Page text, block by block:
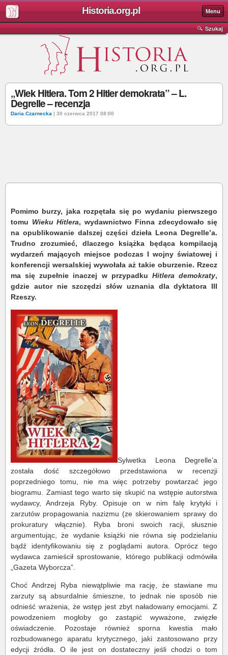
Historia.org.pl Menu
Szukaj
„Wiek Hitlera. Tom 2 Hitler demokrata” – L.
Degrelle – recenzja
Daria Czarnecka | 30 czerwca 2017 08:00
Pomimo burzy, jaka rozpętała się po wydaniu pierwszego
tomu Wieku Hitlera, wydawnictwo Finna zdecydowało się
na opublikowanie dalszej części dzieła Leona Degrelle’a.
Trudno zrozumieć, dlaczego książka będąca kompilacją
wydarzeń mających miejsce podczas I wojny światowej i
konferencji wersalskiej wywołała aż takie oburzenie. Rzecz
ma się zupełnie inaczej w przypadku Hitlera demokraty,
gdzie autor nie szczędzi słów uznania dla dyktatora III
Rzeszy.
Sylwetka Leona Degrelle’a
została dość szczegółowo przedstawiona w recenzji
poprzedniego tomu, nie ma więc potrzeby powtarzać jego
biogramu. Zamiast tego warto się skupić na wstępie autorstwa
wydawcy, Andrzeja Ryby. Opisuje on w nim falę krytyki i
zarzutów propagowania nazizmu (ze skierowaniem sprawy do
prokuratury włącznie). Ryba broni swoich racji, słusznie
argumentując, że wydanie książki nie równa się podzielaniu
bądź identyfikowaniu się z poglądami autora. Oprócz tego
wydawca zamieścił sprostowanie, którego publikacji odmówiła
„Gazeta Wyborcza”.
Choć Andrzej Ryba niewątpliwie ma rację, że stawiane mu
zarzuty są absurdalnie śmieszne, to jednak nie sposób nie
odnieść wrażenia, że wstęp jest zbyt naładowany emocjami. Z
powodzeniem mogłoby go zastąpić wyważone, zwięzłe
oświadczenie. Pozostaje również sporna kwestia mało
rozbudowanego aparatu krytycznego, jaki zastosowano przy
edycji źródła. O ile jest on dostateczny jeśli chodzi o tom